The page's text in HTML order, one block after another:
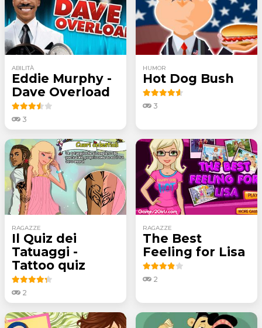
ABILITÀ
Eddie Murphy -
Dave Overload
3
HUMOR
Hot Dog Bush
3
RAGAZZE
Il Quiz dei
Tatuaggi -
Tattoo quiz
2
RAGAZZE
The Best
Feeling for Lisa
2